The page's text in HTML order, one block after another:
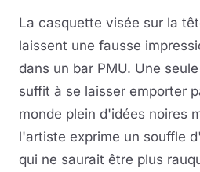
La casquette visée sur la
laissent une fausse
dans un bar PMU. Une
suffit à se laisser emporter
monde plein d'idées noires
l'artiste exprime un souffle
qui ne saurait être plus